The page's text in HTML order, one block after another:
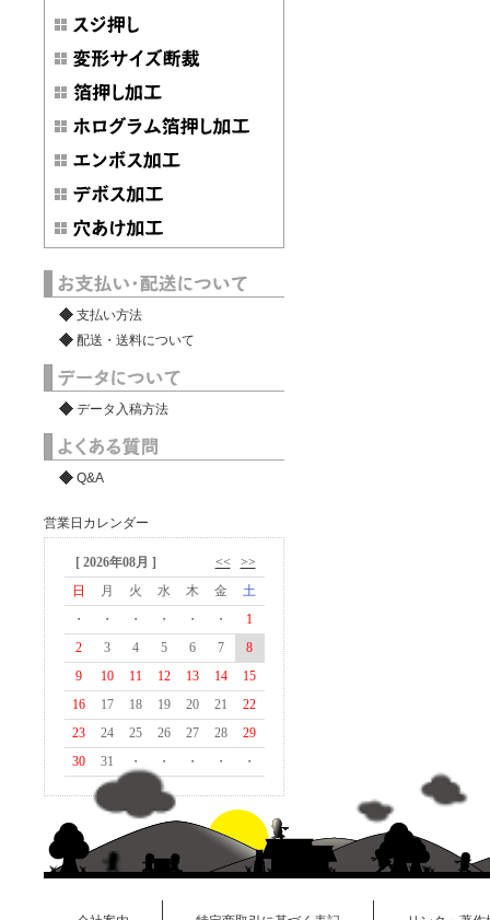
支払い方法
配送・送料について
データ入稿方法
Q&A
営業日カレンダー